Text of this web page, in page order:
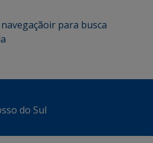
ir para busca
do Sul